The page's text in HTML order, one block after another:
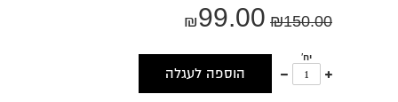
₪150.00
₪99.00
יח'
עוד
אחד
הוספה לעגלה